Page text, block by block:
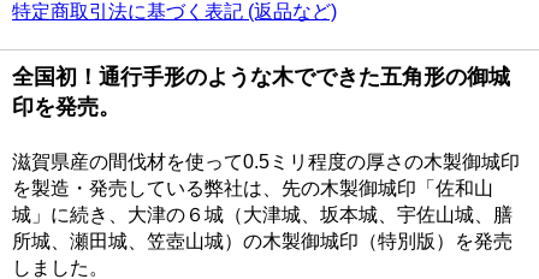
特定商取引法に基づく表記 (返品など)
全国初！通行手形のような木でできた五角形の御城
印を発売。
滋賀県産の間伐材を使って0.5ミリ程度の厚さの木製御城印
を製造・発売している弊社は、先の木製御城印「佐和山
城」に続き、大津の６城（大津城、坂本城、宇佐山城、膳
所城、瀬田城、笠壺山城）の木製御城印（特別版）を発売
しました。